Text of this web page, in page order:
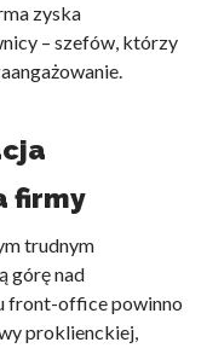
zyska
– szefów, którzy
firmy
trudnym
górę nad
front-office powinno
proklienckiej,